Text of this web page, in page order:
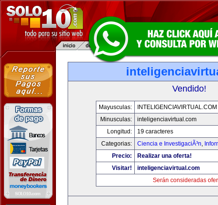
Vendido!
Mayusculas:
INTELIGENCIAVIRTUAL.COM
Minusculas:
inteligenciavirtual.com
Longitud:
19 caracteres
Categorias:
Ciencia e InvestigaciÃ³n,
Precio:
Realizar una oferta!
Visitar!
inteligenciavirtual.com
Serán consideradas